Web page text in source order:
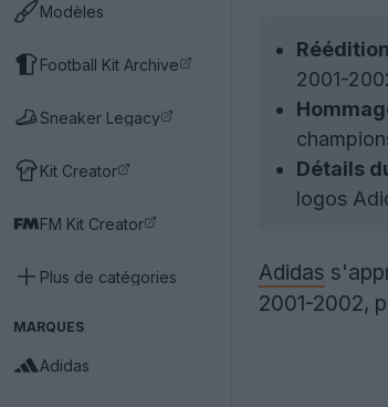
Modèles
Football Kit Archive
Sneaker Legacy
Kit Creator
FM Kit Creator
Plus de catégories
MARQUES
Adidas
2001-
Détails
logos
Adidas
2001-2002,